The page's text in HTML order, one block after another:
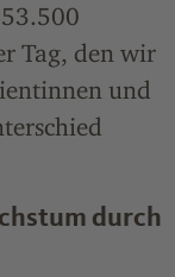
Tag, den wir
und
durch